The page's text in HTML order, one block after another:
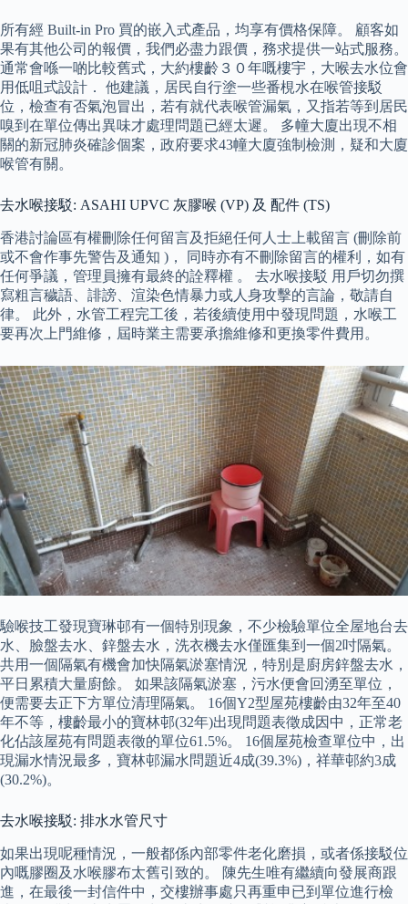
所有經 Built-in Pro 買的嵌入式產品，均享有價格保障。 顧客如
果有其他公司的報價，我們必盡力跟價，務求提供一站式服務。
通常會喺一啲比較舊式，大約樓齡３０年嘅樓宇，大喉去水位會
用低咀式設計． 他建議，居民自行塗一些番梘水在喉管接駁
位，檢查有否氣泡冒出，若有就代表喉管漏氣，又指若等到居民
嗅到在單位傳出異味才處理問題已經太遲。 多幢大廈出現不相
關的新冠肺炎確診個案，政府要求43幢大廈強制檢測，疑和大廈
喉管有關。
去水喉接駁: ASAHI UPVC 灰膠喉 (VP) 及 配件 (TS)
香港討論區有權刪除任何留言及拒絕任何人士上載留言 (刪除前
或不會作事先警告及通知 )， 同時亦有不刪除留言的權利，如有
任何爭議，管理員擁有最終的詮釋權 。 去水喉接駁 用戶切勿撰
寫粗言穢語、誹謗、渲染色情暴力或人身攻擊的言論，敬請自
律。 此外，水管工程完工後，若後續使用中發現問題，水喉工
要再次上門維修，屆時業主需要承擔維修和更換零件費用。
驗喉技工發現寶琳邨有一個特別現象，不少檢驗單位全屋地台去
水、臉盤去水、鋅盤去水，洗衣機去水僅匯集到一個2吋隔氣。
共用一個隔氣有機會加快隔氣淤塞情況，特別是廚房鋅盤去水，
平日累積大量廚餘。 如果該隔氣淤塞，污水便會回湧至單位，
便需要去正下方單位清理隔氣。 16個Y2型屋苑樓齡由32年至40
年不等，樓齡最小的寶林邨(32年)出現問題表徵成因中，正常老
化佔該屋苑有問題表徵的單位61.5%。 16個屋苑檢查單位中，出
現漏水情況最多，寶林邨漏水問題近4成(39.3%)，祥華邨約3成
(30.2%)。
去水喉接駁: 排水水管尺寸
如果出現呢種情況，一般都係內部零件老化磨損，或者係接駁位
內嘅膠圈及水喉膠布太舊引致的。 陳先生唯有繼續向發展商跟
進，在最後一封信件中，交樓辦事處只再重申已到單位進行檢